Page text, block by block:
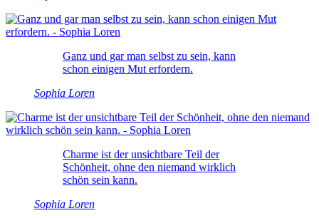
Ganz und gar man selbst zu sein, kann
schon einigen Mut erfordern.
Sophia Loren
Charme ist der unsichtbare Teil der
Schönheit, ohne den niemand wirklich
schön sein kann.
Sophia Loren